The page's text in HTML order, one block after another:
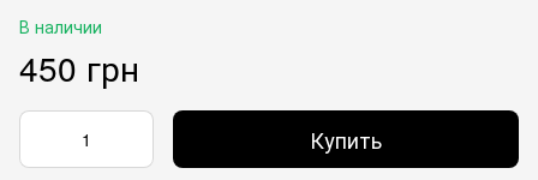
В наличии
450 грн
Купить